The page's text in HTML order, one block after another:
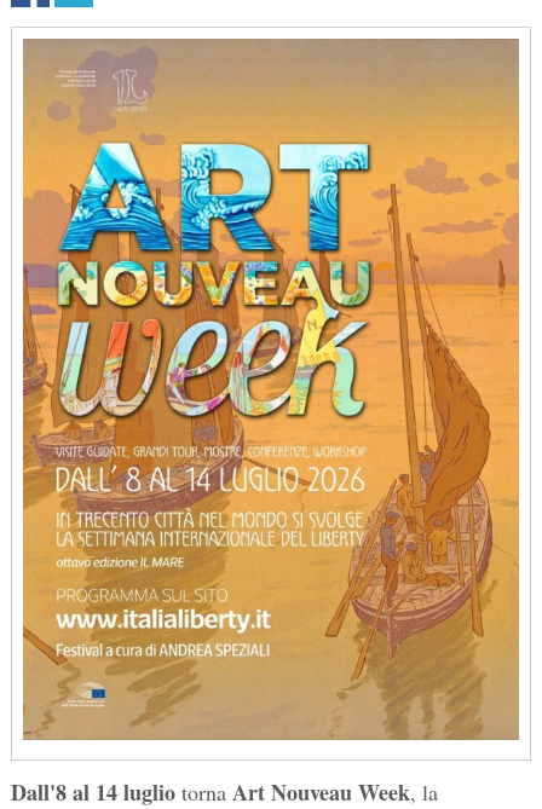
Dall'8 al 14 lugliotorna Art Nouveau Week, la